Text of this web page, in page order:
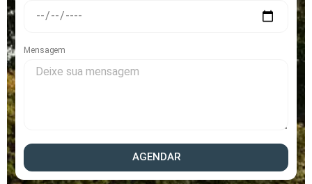
Mensagem
AGENDAR